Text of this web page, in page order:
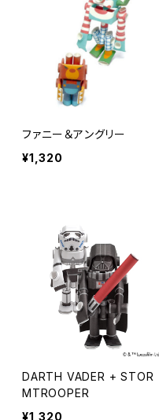
ファニー＆アングリー
¥1,320
DARTH VADER + STOR
MTROOPER
¥1,320